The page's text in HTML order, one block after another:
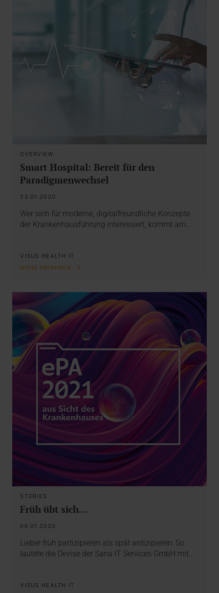
OVERVIEW
Smart Hospital: Bereit für den
Paradigmenwechsel
23.01.2020
Wer sich für moderne, digitalfreundliche Konzepte
der Krankenhausführung interessiert, kommt am…
VISUS HEALTH IT
MEHR ERFAHREN
STORIES
Früh übt sich...
06.01.2020
Lieber früh partizipieren als spät antizipieren: So
lautete die Devise der Sana IT Services GmbH mit…
VISUS HEALTH IT